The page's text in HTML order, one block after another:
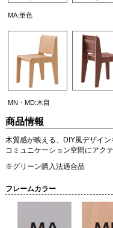
MA:単色
MN・MD:木目
商品情報
木質感が映える、DIY風デザイン
コミュニケーション空間にアク
※グリーン購入法適合品
フレームカラー